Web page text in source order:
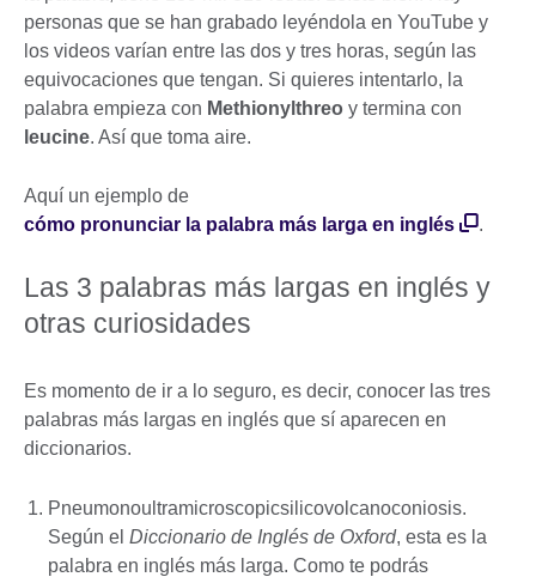
personas que se han grabado leyéndola en YouTube y
los videos varían entre las dos y tres horas, según las
equivocaciones que tengan. Si quieres intentarlo, la
palabra empieza con Methionylthreo y termina con
leucine. Así que toma aire.
Aquí un ejemplo de
cómo pronunciar la palabra más larga en inglés
.
Las 3 palabras más largas en inglés y
otras curiosidades
Es momento de ir a lo seguro, es decir, conocer las tres
palabras más largas en inglés que sí aparecen en
diccionarios.
Pneumonoultramicroscopicsilicovolcanoconiosis.
Según el Diccionario de Inglés de Oxford, esta es la
palabra en inglés más larga. Como te podrás